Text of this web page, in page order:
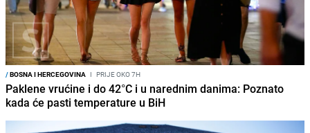
/BOSNA I HERCEGOVINA I PRIJE OKO 7H
Paklene vrućine i do 42°C i u narednim danima: Poznato
kada će pasti temperature u BiH